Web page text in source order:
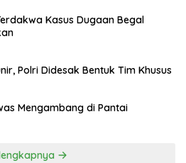
Kasus Dugaan Begal
Polri Didesak Bentuk Tim Khusus
Mengambang di Pantai